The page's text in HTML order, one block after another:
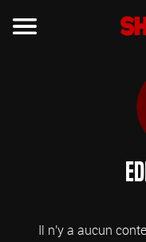
Il n'y a aucun